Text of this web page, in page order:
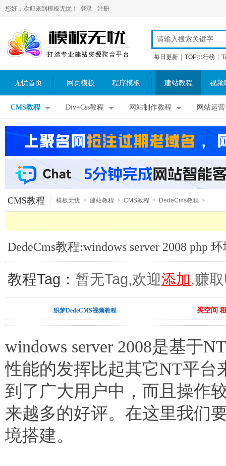
您好，欢迎来到模板无忧！ 登录 注册
每日更新 TOP排行榜
无忧首页 网页模板 程序模板 建站教程 视频
CMS教程 Div+Css教程 网站制作教程 网站运营
CMS教程 模板无忧 > 建站教程 > CMS教程 > DedeCms教程 >
DedeCms教程:windows server 2008 php
教程Tag： 暂无Tag,欢迎添加,赚
织梦DedeCMS视频教程 买空间
windows server 2008是基于
性能的发挥比起其它NT平台
到了广大用户中，而且操作
来越多的好评。在这里我们
境搭建。